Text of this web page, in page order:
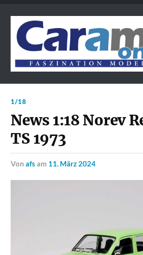
1/18
News 1:18 Norev
TS 1973
vonafs am 11. März 2024